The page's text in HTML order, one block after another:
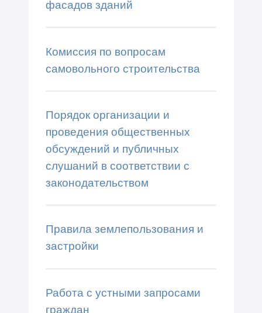
фасадов зданий
Комиссия по вопросам
самовольного строительства
Порядок организации и
проведения общественных
обсуждений и публичных
слушаний в соответствии с
законодательством
Правила землепользования и
застройки
Работа с устными запросами
граждан